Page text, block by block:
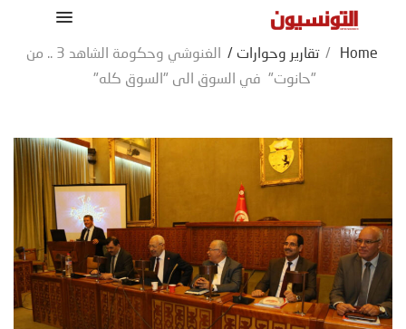
Home
/ تقارير وحوارات /
الغنوشي وحكومة الشاهد 3 .. من
"حانوت" في السوق الى "السوق كله"